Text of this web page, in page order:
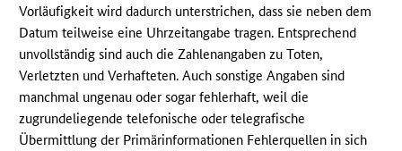
Vorläufigkeit wird dadurch unterstrichen, dass sie neben dem
Datum teilweise eine Uhrzeitangabe tragen. Entsprechend
unvollständig sind auch die Zahlenangaben zu Toten,
Verletzten und Verhafteten. Auch sonstige Angaben sind
manchmal ungenau oder sogar fehlerhaft, weil die
zugrundeliegende telefonische oder telegrafische
Übermittlung der Primärinformationen Fehlerquellen in sich